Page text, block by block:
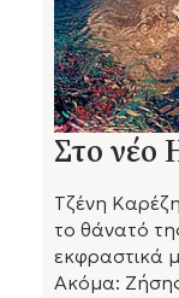
Στο νέο
Τζένη
το θάνατό
εκφραστικά
Ακόμα: